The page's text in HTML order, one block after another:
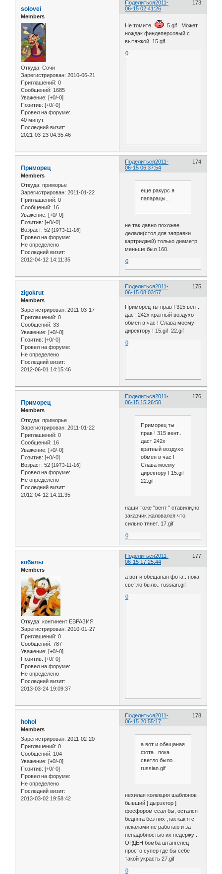
Поделиться 173
2011-
06-15 02:41:26
solovei
Members
Откуда: Сочи
Зарегистрирован: 2010-06-21
Приглашений: 0
Сообщений: 1685
Уважение: [+0/-0]
Позитив: [+0/-0]
Провел на форуме:
40 минут
Последний визит:
2021-03-23 04:35:46
Не томите
5.gif . Может
нождак финдеперсовый с
вытяжкой 15.gif
0
Поделиться 174
2011-
06-15 06:37:54
Приморец
Members
Откуда: приморье
Зарегистрирован: 2011-01-22
Приглашений: 0
Сообщений: 16
Уважение: [+0/-0]
Позитив: [+0/-0]
Возраст: 52 [1973-11-16]
Провел на форуме:
Не определено
Последний визит:
2012-04-12 14:11:35
еще ракурс я
папарацы...
не так давно похожее
делали(стол для заправки
картриджей) только диаметр
меньше был 160.
0
Поделиться 175
2011-
06-15 08:03:57
zigokrut
Members
Зарегистрирован: 2011-03-17
Приглашений: 0
Сообщений: 33
Уважение: [+0/-0]
Позитив: [+0/-0]
Провел на форуме:
Не определено
Последний визит:
2012-06-01 14:15:46
Приморец ты прав ! 315 вент..
даст 242х кратный воздухо
обмен в час ! Слава моему
директору ! 15.gif 22.gif
0
Поделиться 176
2011-
06-15 15:26:50
Приморец
Members
Откуда: приморье
Зарегистрирован: 2011-01-22
Приглашений: 0
Сообщений: 16
Уважение: [+0/-0]
Позитив: [+0/-0]
Возраст: 52 [1973-11-16]
Провел на форуме:
Не определено
Последний визит:
2012-04-12 14:11:35
Приморец ты
прав ! 315 вент..
даст 242х
кратный воздухо
обмен в час !
Слава моему
директору ! 15.gif
22.gif
наши тоже "вент " ставили,но
заказчик жаловался что
сильно тянет. 17.gif
0
Поделиться 177
2011-
06-15 17:25:44
кобальт
Members
Откуда: континент ЕВРАЗИЯ
Зарегистрирован: 2010-01-27
Приглашений: 0
Сообщений: 787
Уважение: [+0/-0]
Позитив: [+0/-0]
Провел на форуме:
Не определено
Последний визит:
2013-03-24 19:09:37
а вот и обещаная фота.. пока
светло было.. russian.gif
0
Поделиться 178
2011-
06-15 20:55:17
hohol
Members
Зарегистрирован: 2011-02-20
Приглашений: 0
Сообщений: 104
Уважение: [+0/-0]
Позитив: [+0/-0]
Провел на форуме:
Не определено
Последний визит:
2013-03-02 19:58:42
а вот и обещаная
фота.. пока
светло было..
russian.gif
нехилая колекция шаблонов ,
бывший [ дырэктор ]
фосфором ссал бы, остался
бедняга без них ,так как я с
лекалами не работаю и за
ненадобностью их недержу .
ОРДЕН бомба штангелец
просто супер где бы себе
такой украсть 27.gif
0